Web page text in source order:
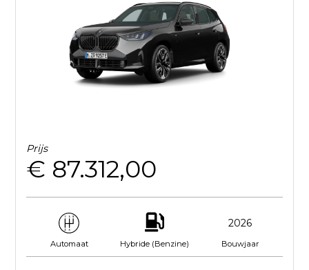
Prijs
€ 87.312,00
Automaat Hybride (Benzine)
2026
Bouwjaar